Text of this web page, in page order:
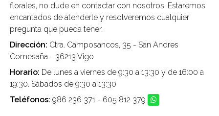
florales, no dude en contactar con nosotros. Estaremos
encantados de atenderle y resolveremos cualquier
pregunta que pueda tener.
Dirección: Ctra. Camposancos, 35 - San Andres
Comesaña - 36213 Vigo
Horario: De lunes a viernes de 9:30 a 13:30 y de 16:00 a
19:30. Sábados de 9:30 a 13:30
Teléfonos: 986 236 371 - 605 812 379